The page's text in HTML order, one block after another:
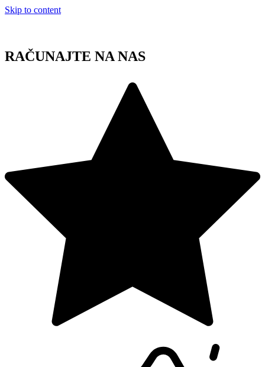
Skip to content
RAČUNAJTE NA NAS